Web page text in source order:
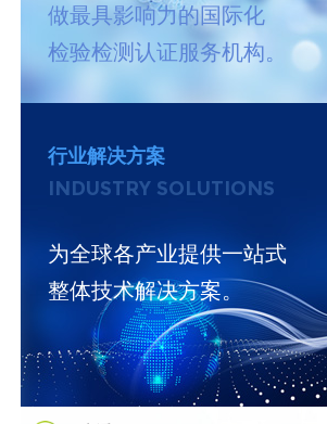
更多
做最具影响力的国际化
检验检测认证服务机构。
行业解决方案
INDUSTRY SOLUTIONS
为全球各产业提供一站式
整体技术解决方案。